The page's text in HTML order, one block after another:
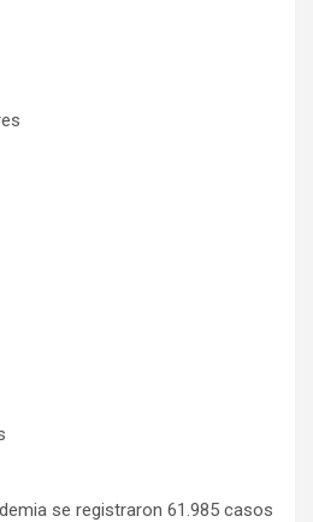
se registraron 61.985 casos